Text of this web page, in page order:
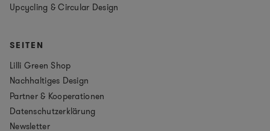
Upcycling & Circular Design
SEITEN
Lilli Green Shop
Nachhaltiges Design
Partner & Kooperationen
Datenschutzerklärung
Newsletter